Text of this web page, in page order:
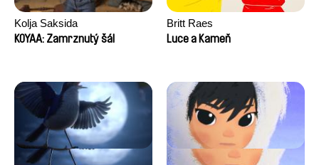
Kolja Saksida
KOYAA: Zamrznutý šál
Britt Raes
Luce a Kameň